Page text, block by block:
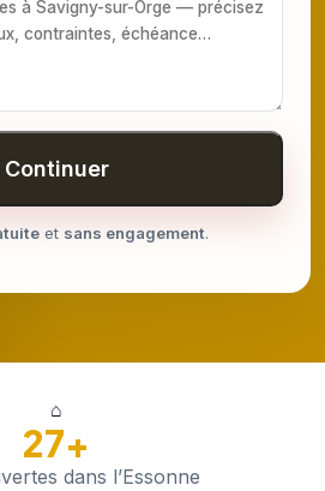
Continuer
et sans engagement.
⌂
27+
dans l’Essonne